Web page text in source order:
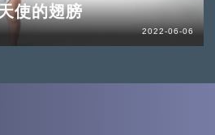
使的翅膀
2022-06-06